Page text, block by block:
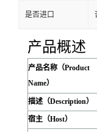
是否进口
产品概述
产品名称（Product
Name）
描述（Description）
宿主（Host）